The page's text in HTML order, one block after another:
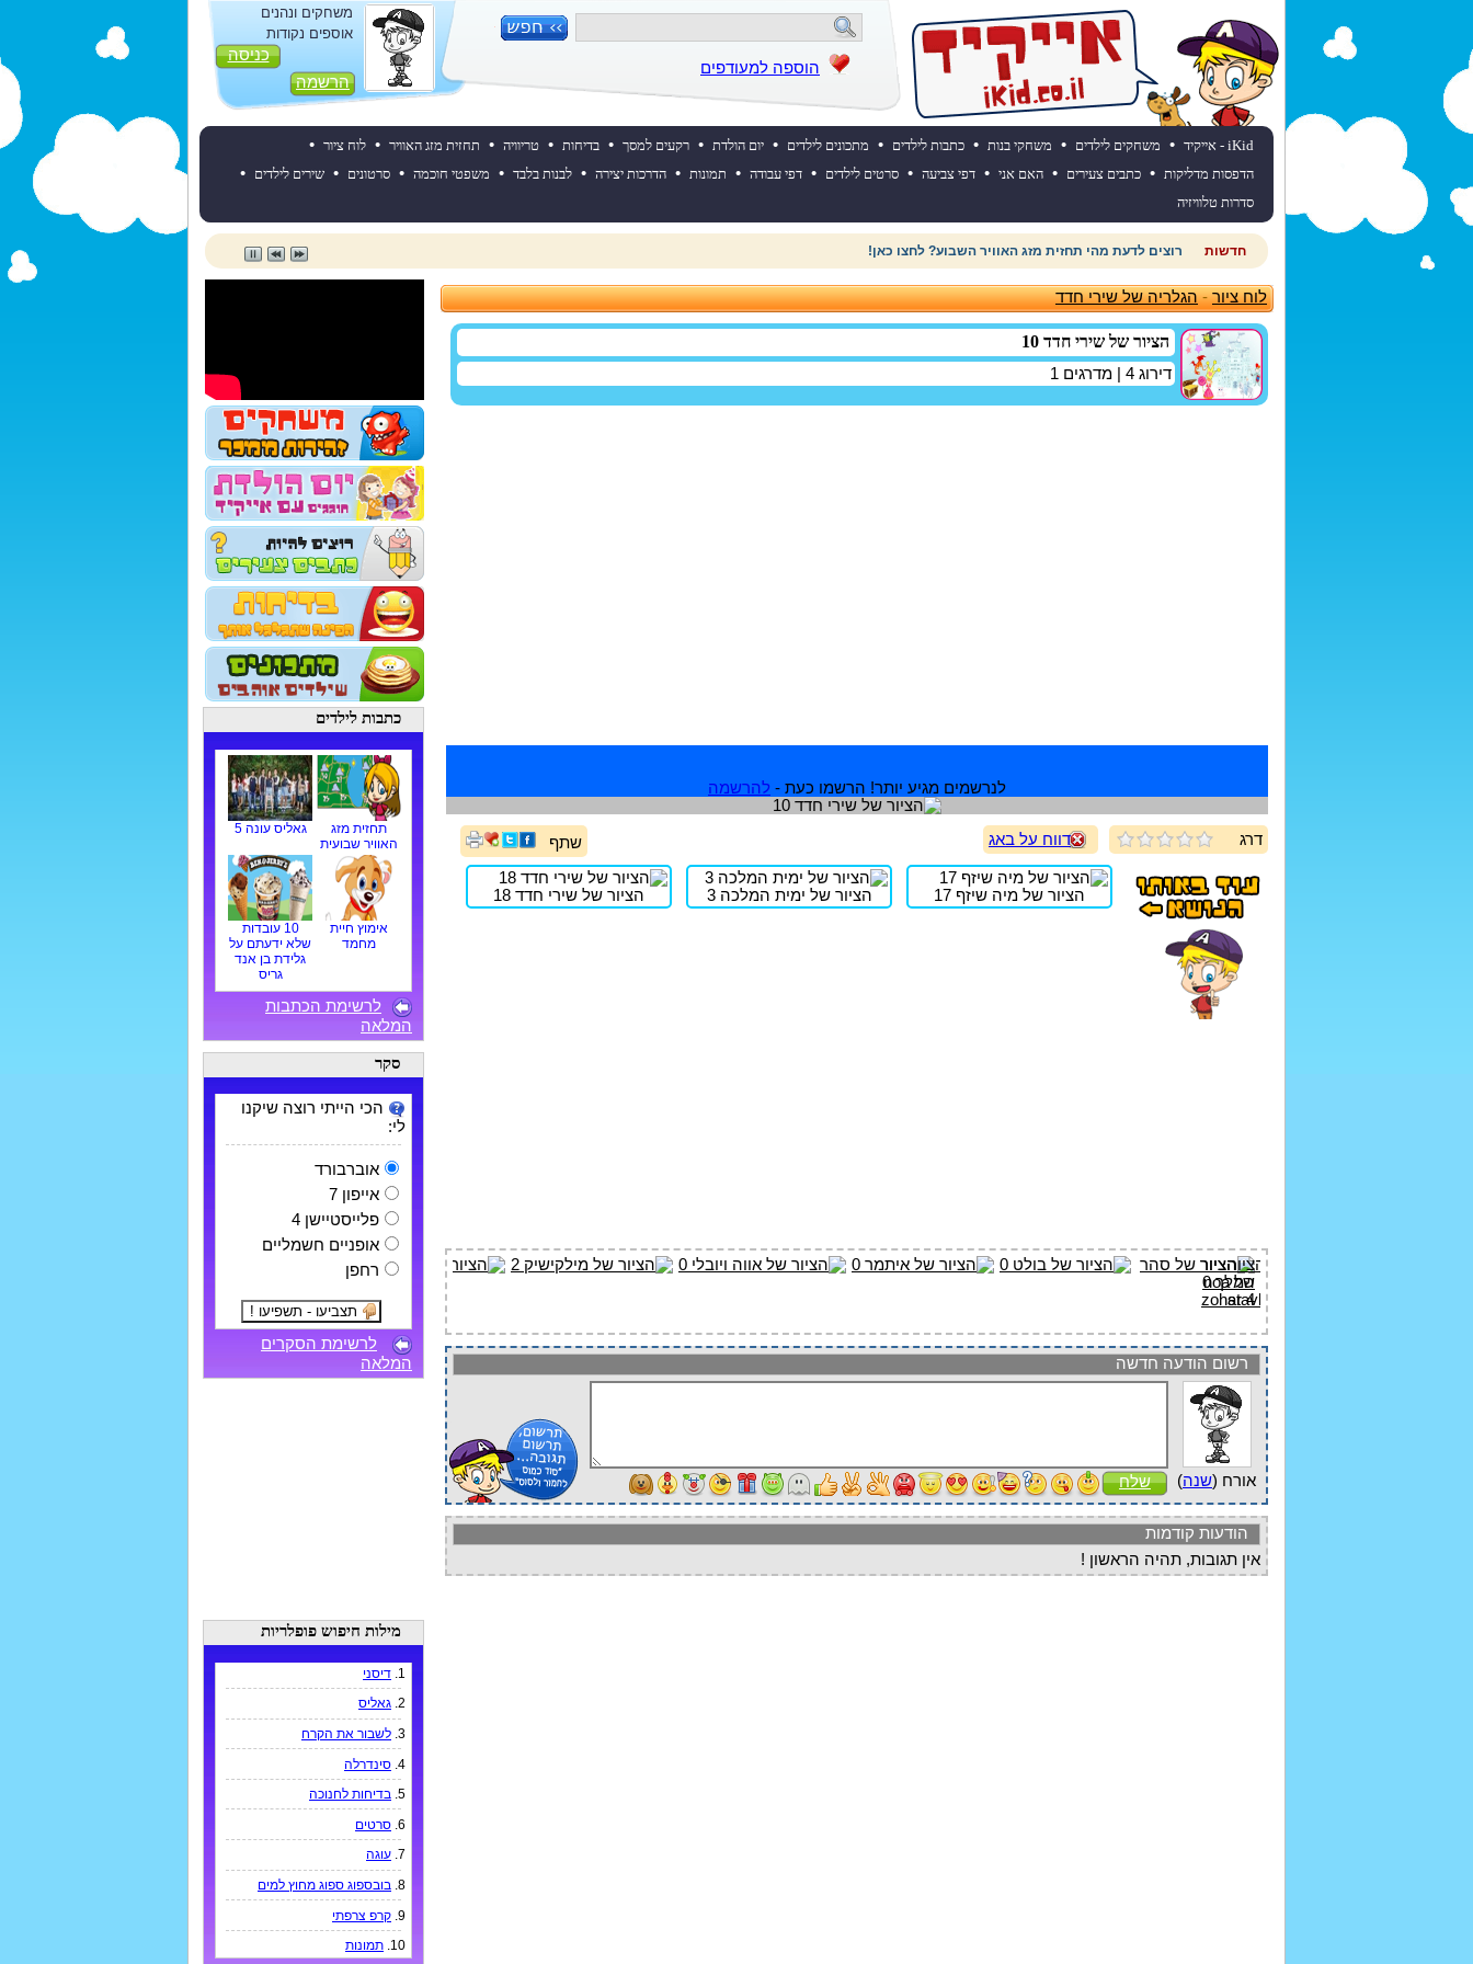
הוספה למעודפים
משחקים ונהנים
אוספים נקודות
כניסה
הרשמה
iKid - אייקיד • משחקים לילדים • משחקי בנות • כתבות לילדים • מתכונים לילדים • יום הולדת • רקעים למסך • בדיחות • טריוויה • תחזית מזג האוויר • לוח ציור •
הדפסות מדליקות • כתבים צעירים • האם אני • דפי צביעה • סרטים לילדים • דפי עבודה • תמונות • הדרכות יצירה • לבנות בלבד • משפטי חוכמה • סרטונים • שירים לילדים •
סדרות טלוויזיה
חדשות רוצים לדעת מהי תחזית מזג האוויר השבוע? לחצו כאן!
לוח ציור-הגלריה של שירי חדד
הציור של שירי חדד 10
דירוג 4 | מדרגים 1
לנרשמים מגיע יותר! הרשמו כעת - להרשמה
דרג דווח על באג שתף
הציור של מיה שיזף 17 הציור של ימית המלכה 3 הציור של שירי חדד 18
רשום הודעה חדשה
אורח (שנה) שלח
הודעות קודמות
אין תגובות, תהיה הראשון !
כתבות לילדים
תחזית מזג
האוויר שבועית
גאליס עונה 5
אימוץ חיית
מחמד
10 עובדות
שלא ידעתם על
גלידת בן אנד
גריס
לרשימת הכתבות
המלאה
סקר
הכי הייתי רוצה שיקנו
לי:
אוברבורד
אייפון 7
פלייסטיישן 4
אופניים חשמליים
רחפן
לרשימת הסקרים
המלאה
מילות חיפוש פופלריות
1. דיסני
2. גאליס
3. לשבור את הקרח
4. סינדרלה
5. בדיחות לחנוכה
6. סרטים
7. עוגה
8. בובספוג ספוג מחוץ למים
9. קרפ צרפתי
10. תמונות